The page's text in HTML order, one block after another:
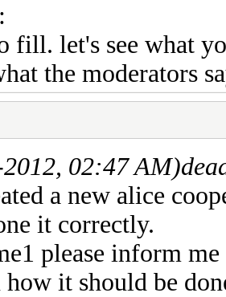
:
fill. let's see what
the moderators
02:47 AM)
a new alice
it correctly.
please inform
how it should be